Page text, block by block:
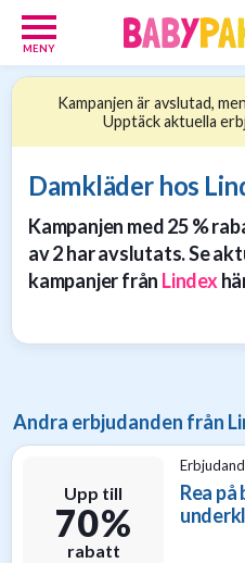
MENY
Kampanjen är avslutad,
Upptäck aktuella
Damkläder hos
Kampanjen med 25 %
av 2 har avslutats. Se
kampanjer från Lindex
Andra erbjudanden från
Upp till
70 %
rabatt
Rea på
Föräldrar
Erbjudanden
Presenttips
15
Personliga
gåvor
Nätbutiker